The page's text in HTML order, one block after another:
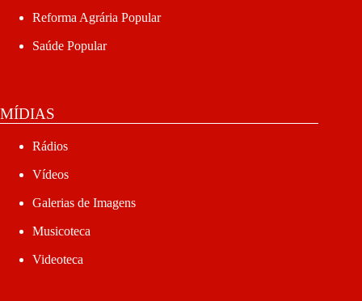
Reforma Agrária Popular
Saúde Popular
MÍDIAS
Rádios
Vídeos
Galerias de Imagens
Musicoteca
Videoteca